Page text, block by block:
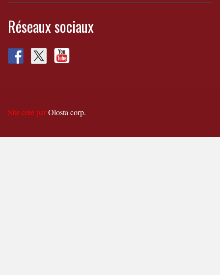
Réseaux sociaux
Site créé parOlosta corp.